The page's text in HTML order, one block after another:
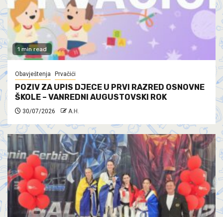
1 min read
Obavještenja Prvačići
POZIV ZA UPIS DJECE U PRVI RAZRED OSNOVNE
ŠKOLE – VANREDNI AUGUSTOVSKI ROK
30/07/2026 A.H.